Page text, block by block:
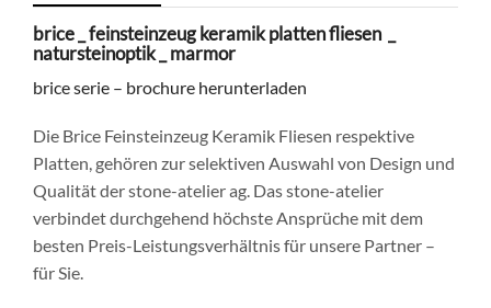
brice _ feinsteinzeug keramik platten fliesen _
natursteinoptik _ marmor
brice serie – brochure herunterladen
Die Brice Feinsteinzeug Keramik Fliesen respektive
Platten, gehören zur selektiven Auswahl von Design und
Qualität der stone-atelier ag. Das stone-atelier
verbindet durchgehend höchste Ansprüche mit dem
besten Preis-Leistungsverhältnis für unsere Partner –
für Sie.